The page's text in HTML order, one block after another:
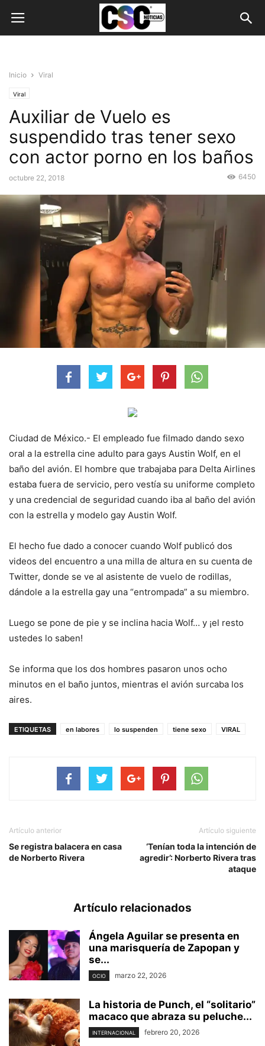
Inicio Viral
Viral
Auxiliar de Vuelo es
suspendido tras tener sexo
con actor porno en los baños
octubre 22, 2018 6450
Ciudad de México.- El empleado fue filmado dando sexo
oral a la estrella cine adulto para gays Austin Wolf, en el
baño del avión. El hombre que trabajaba para Delta Airlines
estaba fuera de servicio, pero vestía su uniforme completo
y una credencial de seguridad cuando iba al baño del avión
con la estrella y modelo gay Austin Wolf.
El hecho fue dado a conocer cuando Wolf publicó dos
videos del encuentro a una milla de altura en su cuenta de
Twitter, donde se ve al asistente de vuelo de rodillas,
dándole a la estrella gay una “entrompada” a su miembro.
Luego se pone de pie y se inclina hacia Wolf… y ¡el resto
ustedes lo saben!
Se informa que los dos hombres pasaron unos ocho
minutos en el baño juntos, mientras el avión surcaba los
aires.
ETIQUETAS en labores lo suspenden tiene sexo VIRAL
Artículo anterior
Se registra balacera en casa
de Norberto Rivera
Artículo siguiente
‘Tenían toda la intención de
agredir’: Norberto Rivera tras
ataque
Artículo relacionados
Ángela Aguilar se presenta en
una marisquería de Zapopan y
se...
OCIO marzo 22, 2026
La historia de Punch, el “solitario”
macaco que abraza su peluche...
INTERNACIONAL febrero 20, 2026